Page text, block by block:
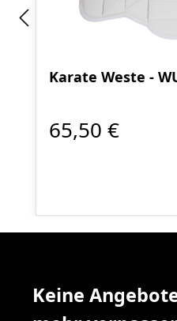
Karate Weste -
65,50 €
Keine